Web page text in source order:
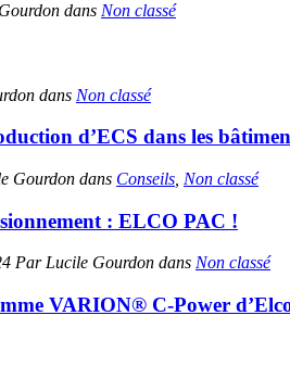
dans Non classé
dans Non classé
d’ECS dans les
Gourdon dans Conseils Non classé
: ELCO PAC !
Par Lucile Gourdon dans Non classé
VARION® C-Power